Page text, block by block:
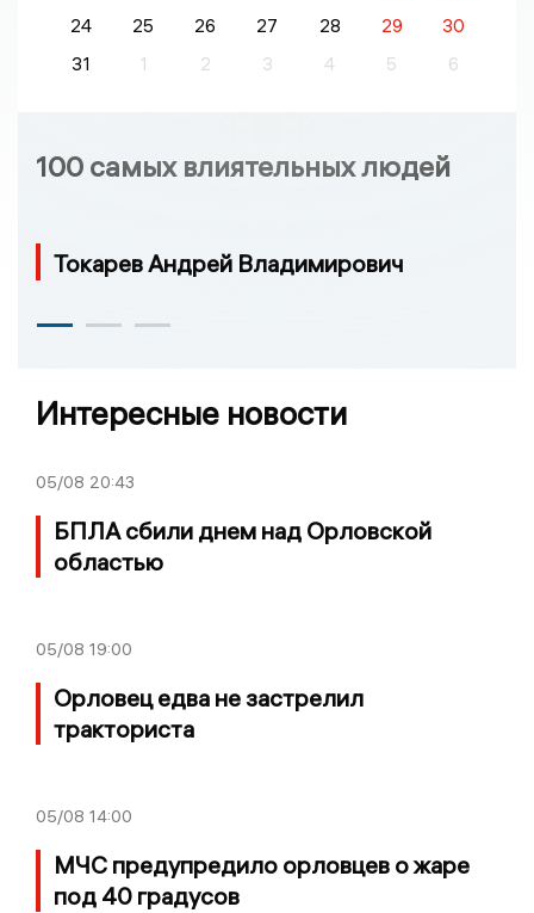
24
25 26 27 28 29
30
31
1 2 3 4 5 6
100 самых влиятельных людей
Токарев Андрей Владимирович
Интересные новости
05/08 20:43
БПЛА сбили днем над Орловской
областью
05/08 19:00
Орловец едва не застрелил
тракториста
05/08 14:00
МЧС предупредило орловцев о жаре
под 40 градусов